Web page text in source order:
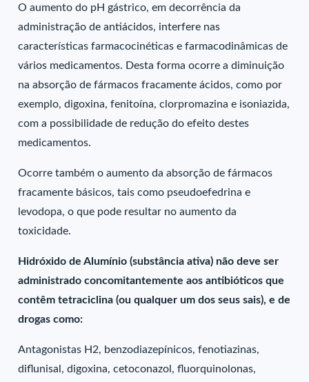
O aumento do pH gástrico, em decorrência da
administração de antiácidos, interfere nas
características farmacocinéticas e farmacodinâmicas de
vários medicamentos. Desta forma ocorre a diminuição
na absorção de fármacos fracamente ácidos, como por
exemplo, digoxina, fenitoína, clorpromazina e isoniazida,
com a possibilidade de redução do efeito destes
medicamentos.
Ocorre também o aumento da absorção de fármacos
fracamente básicos, tais como pseudoefedrina e
levodopa, o que pode resultar no aumento da
toxicidade.
Hidróxido de Alumínio (substância ativa) não deve ser
administrado concomitantemente aos antibióticos que
contêm tetraciclina (ou qualquer um dos seus sais), e de
drogas como:
Antagonistas H2, benzodiazepínicos, fenotiazinas,
diflunisal, digoxina, cetoconazol, fluorquinolonas,